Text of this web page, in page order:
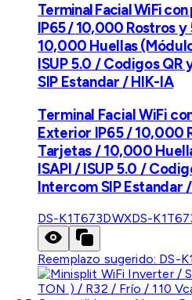
Terminal Facial WiFi
IP65 / 10,000 Rostros
10,000 Huellas
ISUP 5.0 / Codigos
SIP Estandar / HIK-IA
Terminal Facial WiFi
Exterior IP65 / 10,000
Tarjetas / 10,000
ISAPI / ISUP 5.0 /
Intercom SIP Estandar
DS-K1T673DWXDS-
Reemplazo sugerido: DS-